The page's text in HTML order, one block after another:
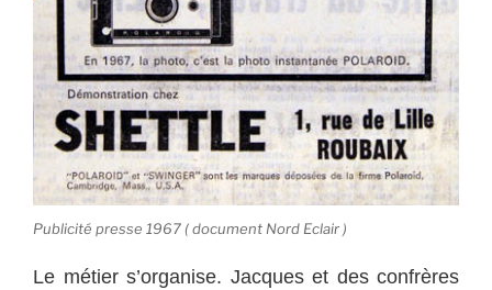
Publicité presse 1967 ( document Nord Eclair )
Le métier s’organise. Jacques et des confrères